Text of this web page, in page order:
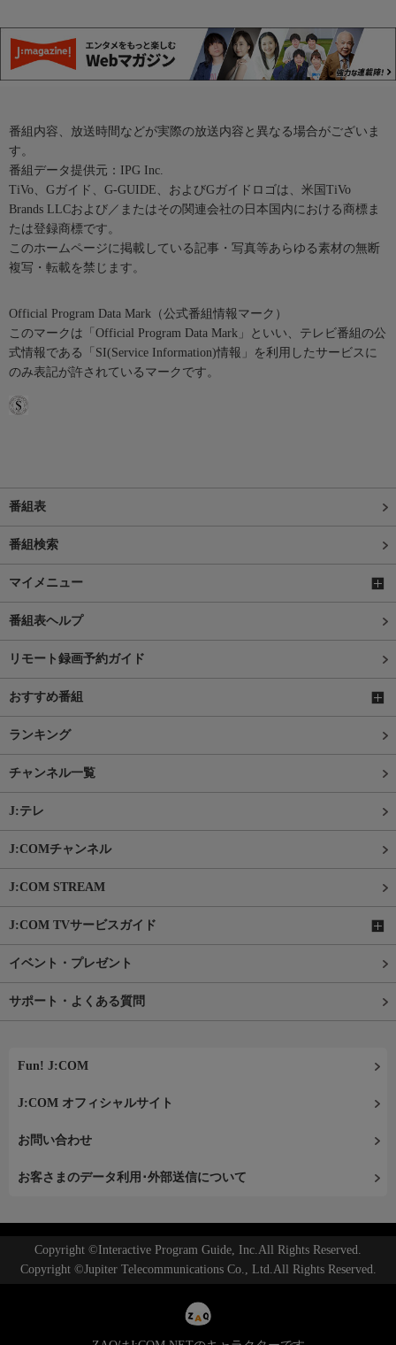
番組内容、放送時間などが実際の放送内容と異なる場合がございま
す。
番組データ提供元：IPG Inc.
TiVo、Gガイド、G-GUIDE、およびGガイドロゴは、米国TiVo
Brands LLCおよび／またはその関連会社の日本国内における商標ま
たは登録商標です。
このホームページに掲載している記事・写真等あらゆる素材の無断
複写・転載を禁じます。
Official Program Data Mark（公式番組情報マーク）
このマークは「Official Program Data Mark」といい、テレビ番組の公
式情報である「SI(Service Information)情報」を利用したサービスに
のみ表記が許されているマークです。
番組表
番組検索
マイメニュー
番組表ヘルプ
リモート録画予約ガイド
おすすめ番組
ランキング
チャンネル一覧
J:テレ
J:COMチャンネル
J:COM STREAM
J:COM TVサービスガイド
イベント・プレゼント
サポート・よくある質問
Fun! J:COM
J:COM オフィシャルサイト
お問い合わせ
お客さまのデータ利用･外部送信について
Copyright ©Interactive Program Guide, Inc.All Rights Reserved.
Copyright ©Jupiter Telecommunications Co., Ltd.All Rights Reserved.